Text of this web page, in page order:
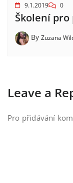
9.1.2019 0
Školení pro
By Zuzana
Leave a
Pro přidávání